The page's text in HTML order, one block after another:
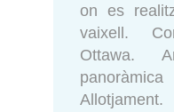
on es
vaixell.
Ottawa.
Allotjament.